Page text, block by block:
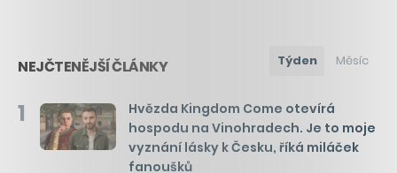
NEJČTENĚJŠÍ ČLÁNKY Týden Měsíc
1
Hvězda Kingdom Come otevírá
hospodu na Vinohradech. Je to moje
vyznání lásky k Česku, říká miláček
fanoušků